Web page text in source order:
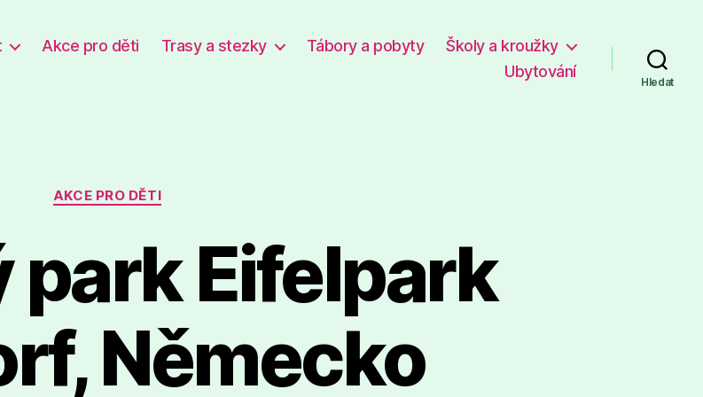
Akce pro děti Trasy a stezky Tábory a pobyty
Školy a kroužky
Ubytování
Hledat
Rubriky
AKCE PRO DĚTI
park Eifelpark
Německo